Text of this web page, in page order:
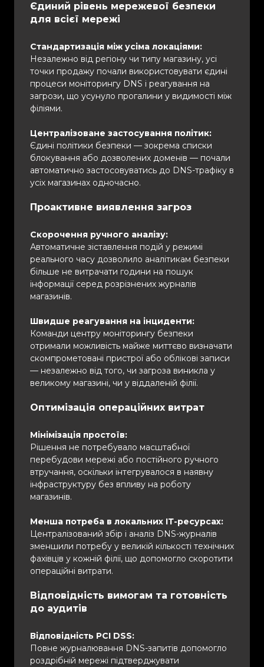
Єдиний рівень мережевої безпеки
для всієї мережі
Стандартизація між усіма локаціями:
Незалежно від регіону чи типу магазину, усі
точки продажу почали використовувати єдині
процеси моніторингу DNS і реагування на
загрози, що усунуло прогалини у видимості між
філіями.
Централізоване застосування політик:
Єдині політики безпеки — зокрема списки
блокування або дозволених доменів — почали
автоматично застосовуватись до DNS-трафіку в
усіх магазинах одночасно.
Проактивне виявлення загроз
Скорочення ручного аналізу:
Автоматичне зіставлення подій у режимі
реального часу дозволило аналітикам безпеки
більше не витрачати години на пошук
інформації серед розрізнених журналів
магазинів.
Швидше реагування на інциденти:
Команди центру моніторингу безпеки
отримали можливість майже миттєво визначати
скомпрометовані пристрої або облікові записи
— незалежно від того, чи загроза виникла у
великому магазині, чи у віддаленій філії.
Оптимізація операційних витрат
Мінімізація простоїв:
Рішення не потребувало масштабної
перебудови мережі або постійного ручного
втручання, оскільки інтегрувалося в наявну
інфраструктуру без впливу на роботу
магазинів.
Менша потреба в локальних ІТ-ресурсах:
Централізований збір і аналіз DNS-журналів
зменшили потребу у великій кількості технічних
фахівців у кожній філії, що допомогло скоротити
операційні витрати.
Відповідність вимогам та готовність
до аудитів
Відповідність PCI DSS:
Повне журналювання DNS-запитів допомогло
роздрібній мережі підтверджувати